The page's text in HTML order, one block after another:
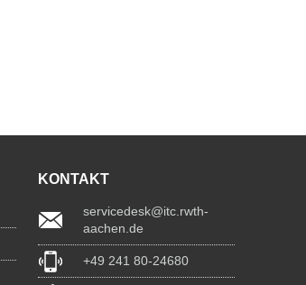
KONTAKT
servicedesk@itc.rwth-
aachen.de
+49 241 80-24680